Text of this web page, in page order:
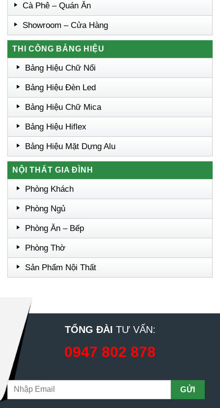
Cà Phê – Quán Ăn
Showroom – Cửa Hàng
THI CÔNG BẢNG HIỆU
Bảng Hiệu Chữ Nổi
Bảng Hiệu Đèn Led
Bảng Hiệu Chữ Mica
Bảng Hiệu Hiflex
Bảng Hiệu Mặt Dựng Alu
NỘI THẤT GIA ĐÌNH
Phòng Khách
Phòng Ngủ
Phòng Ăn – Bếp
Phòng Thờ
Sản Phẩm Nội Thất
TỔNG ĐÀI TƯ VẤN:
0947 802 878